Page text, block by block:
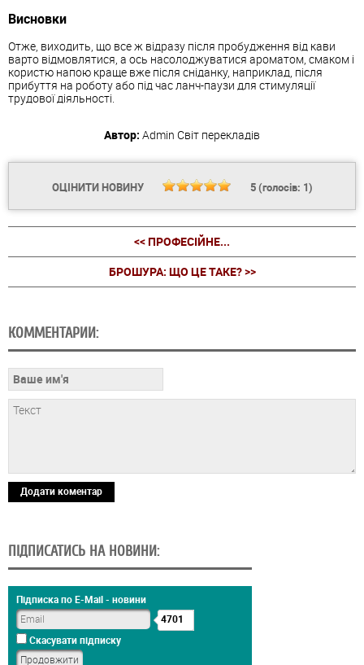
Висновки
Отже, виходить, що все ж відразу після пробудження від кави
варто відмовлятися, а ось насолоджуватися ароматом, смаком і
користю напою краще вже після сніданку, наприклад, після
прибуття на роботу або під час ланч-паузи для стимуляції
трудової діяльності.
Автор: Admin Світ перекладів
ОЦІНИТИ НОВИНУ 5(голосів: 1)
<< ПРОФЕСІЙНЕ...
БРОШУРА: ЩО ЦЕ ТАКЕ? >>
КОММЕНТАРИИ:
Додати коментар
ПІДПИСАТИСЬ НА НОВИНИ:
Підписка по E-Mail - новини
4701
Скасувати підписку